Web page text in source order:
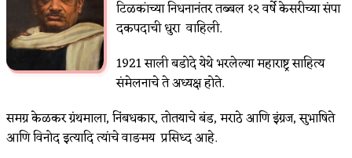
टिळकांच्या निधनानंतर तब्बल १२ वर्षे केसरीच्या संपा
दकपदाची धुरा वाहिली.
1921 साली बडोदे येथे भरलेल्या महाराष्ट्र साहित्य
संमेलनाचे ते अध्यक्ष होते.
समग्र केळकर ग्रंथमाला, निंबधकार, तोतयाचे बंड, मराठे आणि इंग्रज, सुभाषिते
आणि विनोद इत्यादि त्यांचे वाङमय प्रसिध्द आहे.